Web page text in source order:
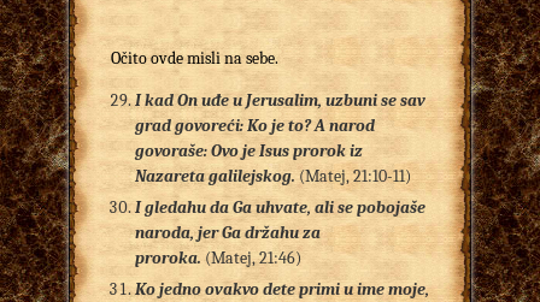
Očito ovde misli na sebe.
I kad On uđe u Jerusalim, uzbuni se sav
grad govoreći: Ko je to? A narod
govoraše: Ovo je Isus prorok iz
Nazareta galilejskog.(Matej, 21:10-11)
I gledahu da Ga uhvate, ali se pobojaše
naroda, jer Ga držahu za
proroka. (Matej, 21:46)
Ko jedno ovakvo dete primi u ime moje,